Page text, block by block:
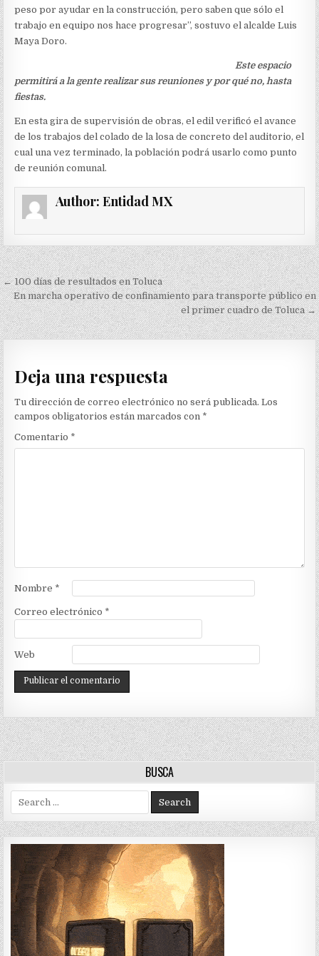
peso por ayudar en la construcción, pero saben que sólo el
trabajo en equipo nos hace progresar”, sostuvo el alcalde Luis
Maya Doro.
Este espacio
permitirá a la gente realizar sus reuniones y por qué no, hasta
fiestas.
En esta gira de supervisión de obras, el edil verificó el avance
de los trabajos del colado de la losa de concreto del auditorio, el
cual una vez terminado, la población podrá usarlo como punto
de reunión comunal.
Author: Entidad MX
Navegación
de
entradas
← 100 días de resultados en Toluca
En marcha operativo de confinamiento para transporte público en
el primer cuadro de Toluca →
Deja una respuesta
Tu dirección de correo electrónico no será publicada. Los
campos obligatorios están marcados con *
Comentario *
Nombre *
Correo electrónico *
Web
BUSCA
Search
for: